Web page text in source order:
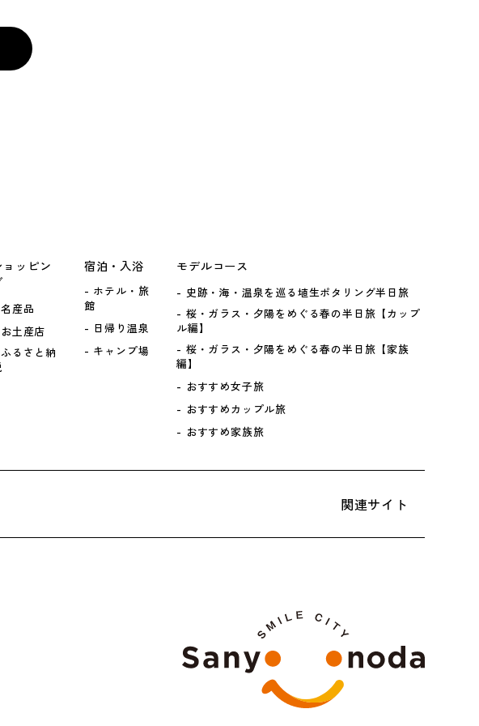
ョッピン
名産品
お土産店
ふるさと納
宿泊・入浴
ホテル・旅
館
日帰り温泉
キャンプ場
モデルコース
史跡・海・温泉を巡る埴生ポタリング半日旅
桜・ガラス・夕陽をめぐる春の半日旅【カップ
ル編】
桜・ガラス・夕陽をめぐる春の半日旅【家族
編】
おすすめ女子旅
おすすめカップル旅
おすすめ家族旅
関連サイト